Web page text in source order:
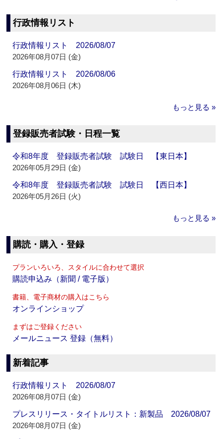
行政情報リスト
行政情報リスト 2026/08/07
2026年08月07日 (金)
行政情報リスト 2026/08/06
2026年08月06日 (木)
もっと見る »
登録販売者試験・日程一覧
令和8年度 登録販売者試験 試験日 【東日本】
2026年05月29日 (金)
令和8年度 登録販売者試験 試験日 【西日本】
2026年05月26日 (火)
もっと見る »
購読・購入・登録
プランいろいろ、スタイルに合わせて選択
購読申込み（新聞 / 電子版）
書籍、電子商材の購入はこちら
オンラインショップ
まずはご登録ください
メールニュース 登録（無料）
新着記事
行政情報リスト 2026/08/07
2026年08月07日 (金)
プレスリリース・タイトルリスト：新製品 2026/08/07
2026年08月07日 (金)